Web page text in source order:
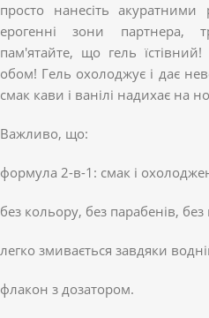
просто нанесіть
ерогенні зони партнера,
пам'ятайте, що гель їстівний!
обом! Гель охолоджує і дає
смак кави і ванілі надихає на
Важливо, що:
формула 2-в-1: смак і
без кольору, без парабенів, без
легко змивається завдяки
флакон з дозатором.